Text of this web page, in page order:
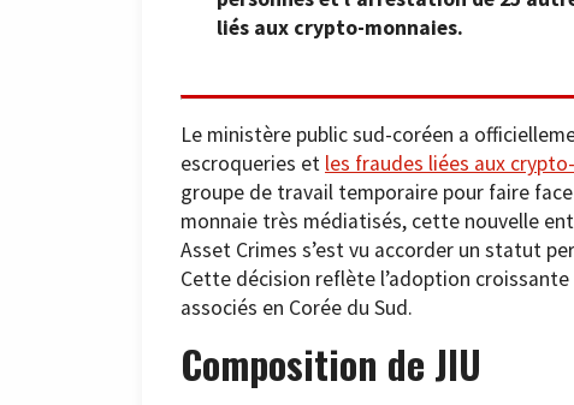
liés aux crypto-monnaies.
Le ministère public sud-coréen a
escroqueries et les fraudes liées aux
groupe de travail temporaire pour faire
monnaie très médiatisés, cette nouvelle
Asset Crimes s’est vu accorder un statut
Cette décision reflète l’adoption
associés en Corée du Sud.
Composition de JIU